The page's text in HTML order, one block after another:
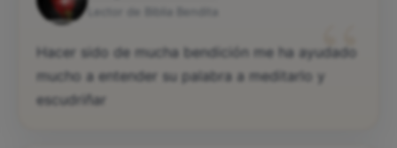
“
Hacer sido de mucha bendición me ha ayudado
mucho a entender su palabra a meditarlo y
escudriñar